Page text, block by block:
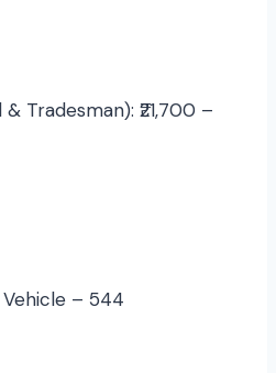
Tradesman): ₹21,700 –
– 544